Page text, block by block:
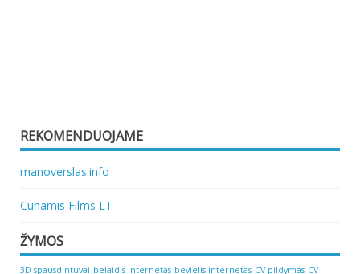
REKOMENDUOJAME
manoverslas.info
Cunamis Films LT
ŽYMOS
3D spausdintuvai belaidis internetas bevielis internetas CV pildymas CV